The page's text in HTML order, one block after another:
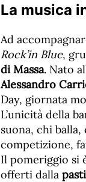
La musica
Ad
Rock’in Blue,
di Massa. Nato
Alessandro
Day, giornata
L’unicità della
suona, chi
competizione,
Il pomeriggio si
offerti dalla